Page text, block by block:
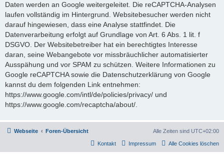
Daten werden an Google weitergeleitet. Die reCAPTCHA-Analysen
laufen vollständig im Hintergrund. Websitebesucher werden nicht
darauf hingewiesen, dass eine Analyse stattfindet. Die
Datenverarbeitung erfolgt auf Grundlage von Art. 6 Abs. 1 lit. f
DSGVO. Der Websitebetreiber hat ein berechtigtes Interesse
daran, seine Webangebote vor missbräuchlicher automatisierter
Ausspähung und vor SPAM zu schützen. Weitere Informationen zu
Google reCAPTCHA sowie die Datenschutzerklärung von Google
kannst du dem folgenden Link entnehmen:
https://www.google.com/intl/de/policies/privacy/ und
https://www.google.com/recaptcha/about/.
Webseite Foren-Übersicht Alle Zeiten sind UTC+02:00
Alle Cookies löschen
Impressum
Kontakt